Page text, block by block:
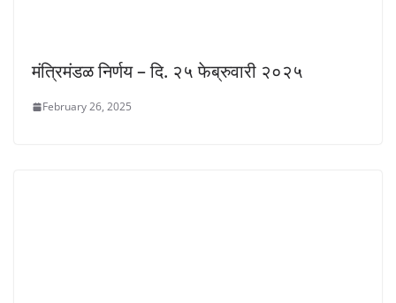
मंत्रिमंडळ निर्णय – दि. २५ फेब्रुवारी २०२५
February 26, 2025